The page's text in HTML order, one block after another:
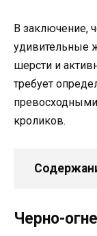
В заключение,
удивительные
шерсти и
требует
кроликов.
Черно-